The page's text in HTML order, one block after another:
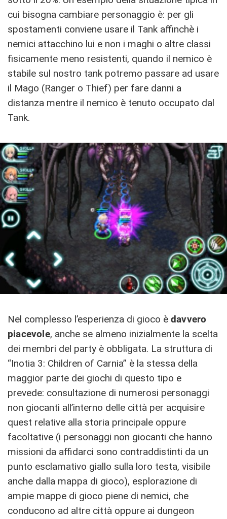
cui bisogna cambiare personaggio è: per gli
spostamenti conviene usare il Tank affinchè i
nemici attacchino lui e non i maghi o altre classi
fisicamente meno resistenti, quando il nemico è
stabile sul nostro tank potremo passare ad usare
il Mago (Ranger o Thief) per fare danni a
distanza mentre il nemico è tenuto occupato dal
Tank.
Nel complesso l’esperienza di gioco è davvero
piacevole, anche se almeno inizialmente la scelta
dei membri del party è obbligata. La struttura di
“Inotia 3: Children of Carnia” è la stessa della
maggior parte dei giochi di questo tipo e
prevede: consultazione di numerosi personaggi
non giocanti all’interno delle città per acquisire
quest relative alla storia principale oppure
facoltative (i personaggi non giocanti che hanno
missioni da affidarci sono contraddistinti da un
punto esclamativo giallo sulla loro testa, visibile
anche dalla mappa di gioco), esplorazione di
ampie mappe di gioco piene di nemici, che
conducono ad altre città oppure ai dungeon